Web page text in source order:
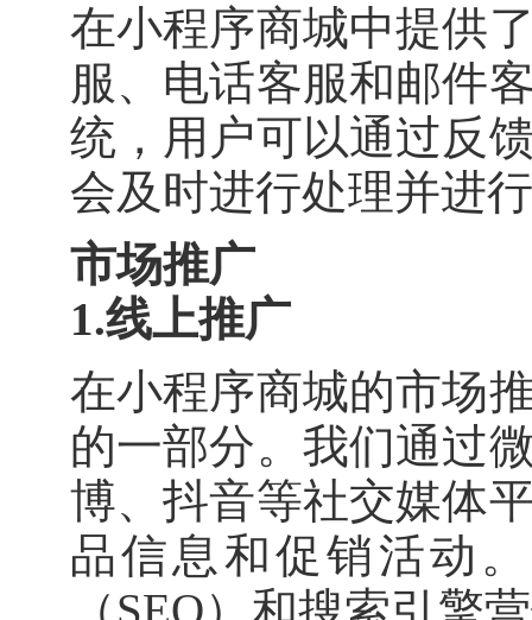
在小程序商城中提供
服、电话客服和邮件
统，用户可以通过反
会及时进行处理并进
市场推广
1.线上推广
在小程序商城的市场
的一部分。我们通过
博、抖音等社交媒体
品信息和促销活动
（SEO）和搜索引擎